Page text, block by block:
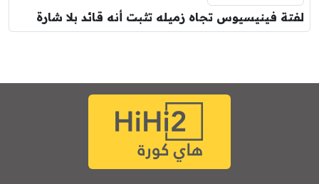
لفتة فينيسيوس تجاه زميله تثبت أنه قائد بلا شارة